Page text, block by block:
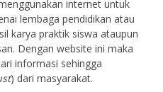
internet untuk
lembaga pendidikan atau
karya praktik siswa ataupun
Dengan website ini maka
informasi sehingga
) dari masyarakat.